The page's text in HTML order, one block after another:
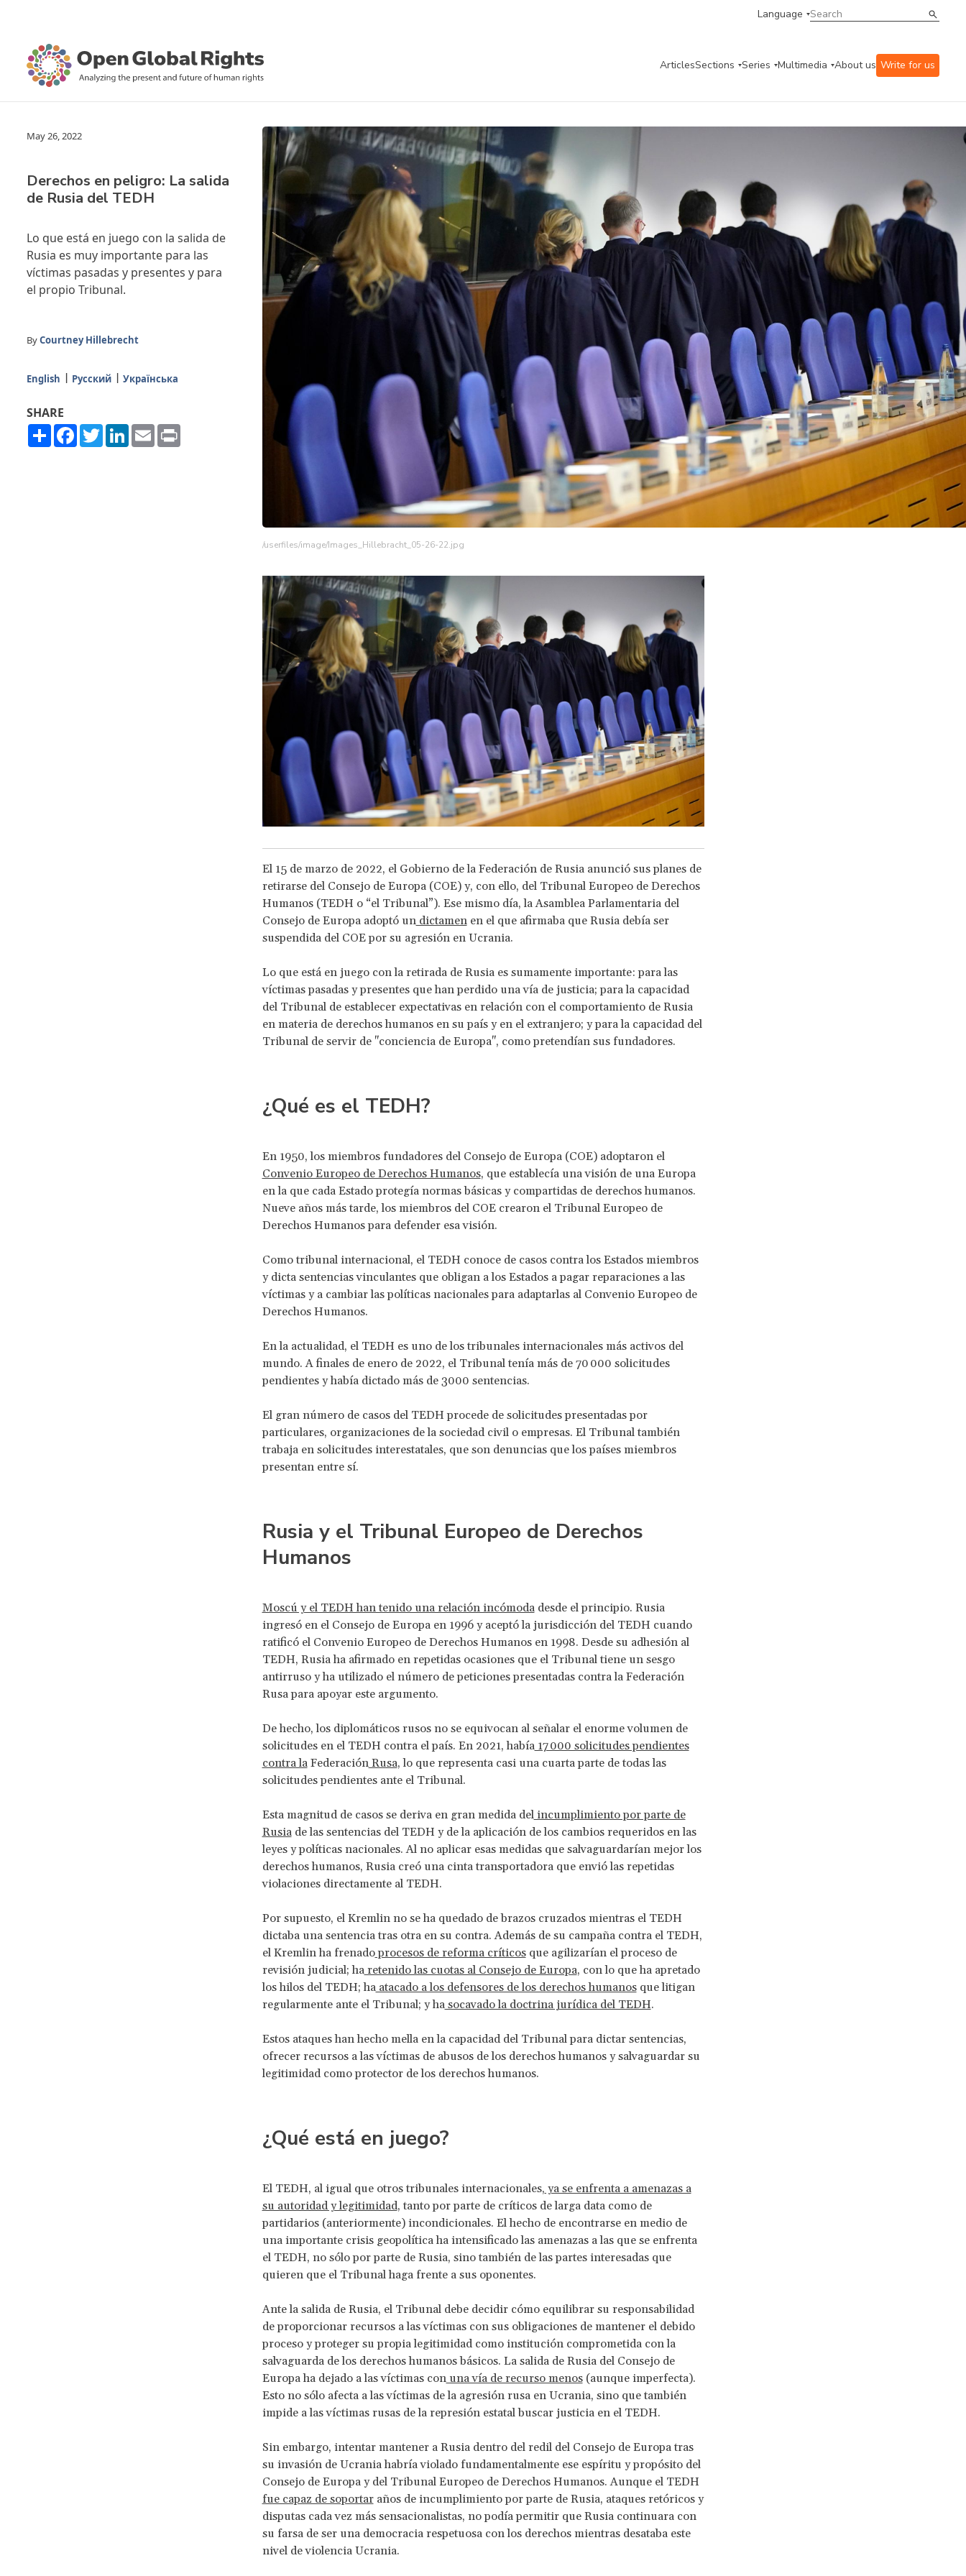
Language
ArticlesSections Series Multimedia About us Write for us
May 26, 2022
Derechos en peligro: La salida
de Rusia del TEDH
/userfiles/image/Images_Hillebracht_05-26-22.jpg
Lo que está en juego con la salida de
Rusia es muy importante para las
víctimas pasadas y presentes y para
el propio Tribunal.
ByCourtney Hillebrecht
English Русский Українська
SHARE
ShareFacebook
TwitterLinkedIn
Email
El 15 de marzo de 2022, el Gobierno de la Federación de Rusia anunció sus planes de
retirarse del Consejo de Europa (COE) y, con ello, del Tribunal Europeo de Derechos
Humanos (TEDH o “el Tribunal”). Ese mismo día, la Asamblea Parlamentaria del
Consejo de Europa adoptó undictamenen el que afirmaba que Rusia debía ser
suspendida del COE por su agresión en Ucrania.
Lo que está en juego con la retirada de Rusia es sumamente importante: para las
víctimas pasadas y presentes que han perdido una vía de justicia; para la capacidad
del Tribunal de establecer expectativas en relación con el comportamiento de Rusia
en materia de derechos humanos en su país y en el extranjero; y para la capacidad del
Tribunal de servir de "conciencia de Europa", como pretendían sus fundadores.
¿Qué es el TEDH?
En 1950, los miembros fundadores del Consejo de Europa (COE) adoptaron el
Convenio Europeo de Derechos Humanos, que establecía una visión de una Europa
en la que cada Estado protegía normas básicas y compartidas de derechos humanos.
Nueve años más tarde, los miembros del COE crearon el Tribunal Europeo de
Derechos Humanos para defender esa visión.
Como tribunal internacional, el TEDH conoce de casos contra los Estados miembros
y dicta sentencias vinculantes que obligan a los Estados a pagar reparaciones a las
víctimas y a cambiar las políticas nacionales para adaptarlas al Convenio Europeo de
Derechos Humanos.
En la actualidad, el TEDH es uno de los tribunales internacionales más activos del
mundo. A finales de enero de 2022, el Tribunal tenía más de 70 000 solicitudes
pendientes y había dictado más de 3000 sentencias.
El gran número de casos del TEDH procede de solicitudes presentadas por
particulares, organizaciones de la sociedad civil o empresas. El Tribunal también
trabaja en solicitudes interestatales, que son denuncias que los países miembros
presentan entre sí.
Rusia y el Tribunal Europeo de Derechos
Humanos
Moscú y el TEDH han tenido una relación incómodadesde el principio. Rusia
ingresó en el Consejo de Europa en 1996 y aceptó la jurisdicción del TEDH cuando
ratificó el Convenio Europeo de Derechos Humanos en 1998. Desde su adhesión al
TEDH, Rusia ha afirmado en repetidas ocasiones que el Tribunal tiene un sesgo
antirruso y ha utilizado el número de peticiones presentadas contra la Federación
Rusa para apoyar este argumento.
De hecho, los diplomáticos rusos no se equivocan al señalar el enorme volumen de
solicitudes en el TEDH contra el país. En 2021, había17 000 solicitudes pendientes
contra laFederaciónRusa, lo que representa casi una cuarta parte de todas las
solicitudes pendientes ante el Tribunal.
Esta magnitud de casos se deriva en gran medida delincumplimiento por parte de
Rusiade las sentencias del TEDH y de la aplicación de los cambios requeridos en las
leyes y políticas nacionales. Al no aplicar esas medidas que salvaguardarían mejor los
derechos humanos, Rusia creó una cinta transportadora que envió las repetidas
violaciones directamente al TEDH.
Por supuesto, el Kremlin no se ha quedado de brazos cruzados mientras el TEDH
dictaba una sentencia tras otra en su contra. Además de su campaña contra el TEDH,
el Kremlin ha frenadoprocesos de reforma críticosque agilizarían el proceso de
revisión judicial; haretenido las cuotas al Consejo de Europa, con lo que ha apretado
los hilos del TEDH; haatacado a los defensores de los derechos humanosque litigan
regularmente ante el Tribunal; y hasocavado la doctrina jurídica del TEDH.
Estos ataques han hecho mella en la capacidad del Tribunal para dictar sentencias,
ofrecer recursos a las víctimas de abusos de los derechos humanos y salvaguardar su
legitimidad como protector de los derechos humanos.
¿Qué está en juego?
El TEDH, al igual que otros tribunales internacionales, ya se enfrenta a amenazas a
su autoridad y legitimidad, tanto por parte de críticos de larga data como de
partidarios (anteriormente) incondicionales. El hecho de encontrarse en medio de
una importante crisis geopolítica ha intensificado las amenazas a las que se enfrenta
el TEDH, no sólo por parte de Rusia, sino también de las partes interesadas que
quieren que el Tribunal haga frente a sus oponentes.
Ante la salida de Rusia, el Tribunal debe decidir cómo equilibrar su responsabilidad
de proporcionar recursos a las víctimas con sus obligaciones de mantener el debido
proceso y proteger su propia legitimidad como institución comprometida con la
salvaguarda de los derechos humanos básicos. La salida de Rusia del Consejo de
Europa ha dejado a las víctimas conuna vía de recurso menos(aunque imperfecta).
Esto no sólo afecta a las víctimas de la agresión rusa en Ucrania, sino que también
impide a las víctimas rusas de la represión estatal buscar justicia en el TEDH.
Sin embargo, intentar mantener a Rusia dentro del redil del Consejo de Europa tras
su invasión de Ucrania habría violado fundamentalmente ese espíritu y propósito del
Consejo de Europa y del Tribunal Europeo de Derechos Humanos. Aunque el TEDH
fue capaz de soportaraños de incumplimiento por parte de Rusia, ataques retóricos y
disputas cada vez más sensacionalistas, no podía permitir que Rusia continuara con
su farsa de ser una democracia respetuosa con los derechos mientras desataba este
nivel de violencia Ucrania.